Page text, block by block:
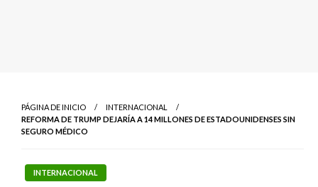
PÁGINA DE INICIO
INTERNACIONAL
REFORMA DE TRUMP DEJARÍA A 14 MILLONES DE ESTADOUNIDENSES SIN
SEGURO MÉDICO
INTERNACIONAL